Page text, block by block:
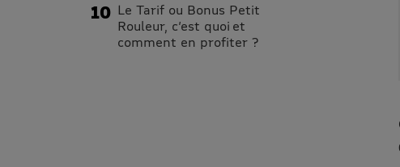
Le Tarif ou Bonus Petit
Rouleur, c’est quoi et
comment en profiter ?